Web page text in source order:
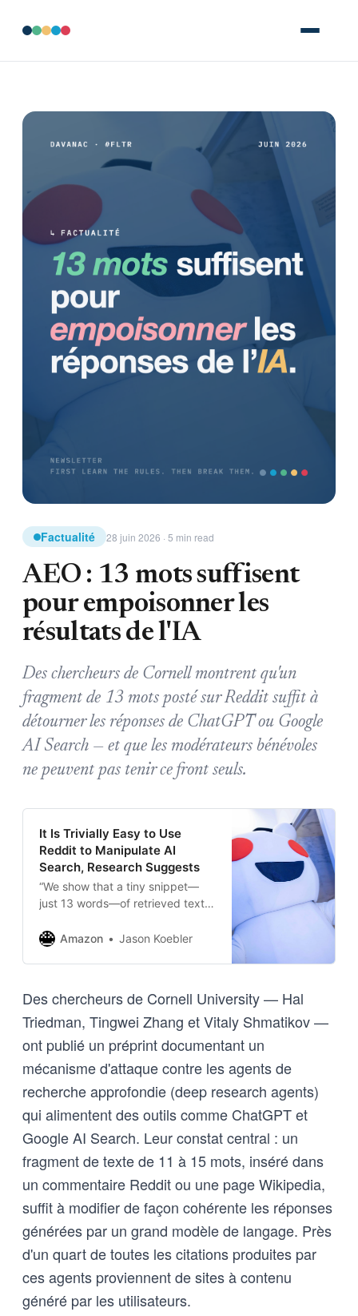
Factualité 28 juin 2026 · 5 min read
AEO : 13 mots suffisent
pour empoisonner les
résultats de l'IA
Des chercheurs de Cornell montrent qu'un
fragment de 13 mots posté sur Reddit suffit à
détourner les réponses de ChatGPT ou Google
AI Search — et que les modérateurs bénévoles
ne peuvent pas tenir ce front seuls.
It Is Trivially Easy to Use
Reddit to Manipulate AI
Search, Research Suggests
“We show that a tiny snippet—
just 13 words—of retrieved text
Wikipedia, Quora, or Facebook
Amazon Jason Koebler
Des chercheurs de Cornell University — Hal
Triedman, Tingwei Zhang et Vitaly Shmatikov —
ont publié un préprint documentant un
mécanisme d'attaque contre les agents de
recherche approfondie (deep research agents)
qui alimentent des outils comme ChatGPT et
Google AI Search. Leur constat central : un
fragment de texte de 11 à 15 mots, inséré dans
un commentaire Reddit ou une page Wikipedia,
suffit à modifier de façon cohérente les réponses
générées par un grand modèle de langage. Près
d'un quart de toutes les citations produites par
ces agents proviennent de sites à contenu
généré par les utilisateurs.